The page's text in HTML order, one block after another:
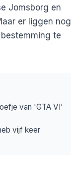
Jomsborg en
er liggen nog
te
van 'GTA VI'
vijf keer